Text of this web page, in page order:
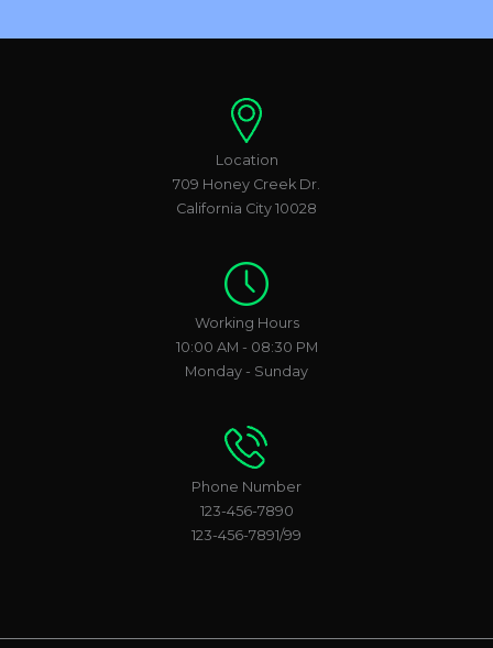
Location
709 Honey Creek Dr.
California City 10028
Working Hours
10:00 AM - 08:30 PM
Monday - Sunday
Phone Number
123-456-7890
123-456-7891/99